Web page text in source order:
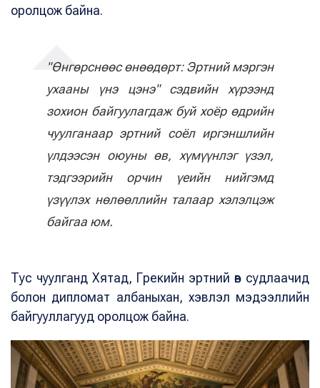
оролцож байна.
"Өнгөрснөөс өнөөдөрт: Эртний мэргэн
ухааны үнэ цэнэ" сэдвийн хүрээнд
зохион байгуулагдаж буй хоёр өдрийн
чуулганаар эртний соёл иргэншлийн
үлдээсэн оюуны өв, хүмүүнлэг үзэл,
тэдгээрийн орчин үеийн нийгэмд
үзүүлэх нөлөөллийн талаар хэлэлцэж
байгаа юм.
Тус чуулганд Хятад, Грекийн эртний өв судлаачид
болон дипломат албаныхан, хэвлэл мэдээллийн
байгууллагууд оролцож байна.